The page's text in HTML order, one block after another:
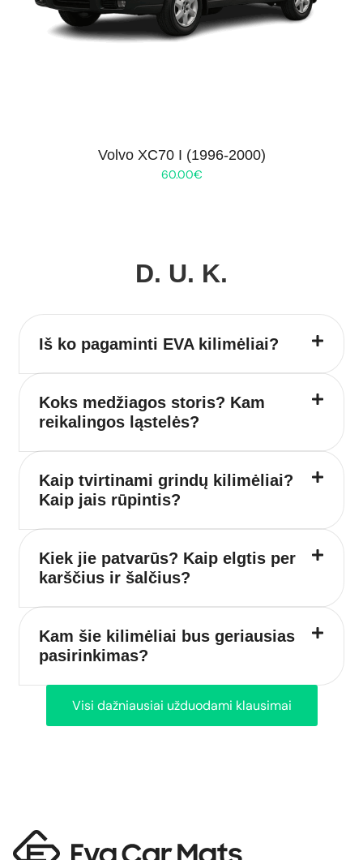
Volvo XC70 I (1996-2000)
60.00€
D. U. K.
Iš ko pagaminti EVA kilimėliai?
Koks medžiagos storis? Kam
reikalingos ląstelės?
Kaip tvirtinami grindų kilimėliai?
Kaip jais rūpintis?
Kiek jie patvarūs? Kaip elgtis per
karščius ir šalčius?
Kam šie kilimėliai bus geriausias
pasirinkimas?
Visi dažniausiai užduodami klausimai